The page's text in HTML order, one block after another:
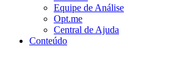
Equipe de Análise
Opt.me
Central de Ajuda
Conteúdo